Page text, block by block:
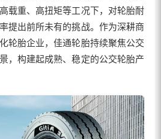
载重、高扭矩等工况下，对轮胎耐
提出前所未有的挑战。作为深耕商
轮胎企业，佳通轮胎持续聚焦公交
，构建起成熟、稳定的公交轮胎产